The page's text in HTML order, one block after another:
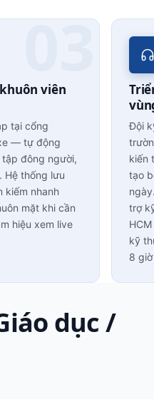
viên
tại cổng
— tự động
đông người,
Hệ thống lưu
kiếm nhanh
mặt khi cần
hiệu xem live
Đội
kiến
tạo
trợ
kỹ
8
dục /